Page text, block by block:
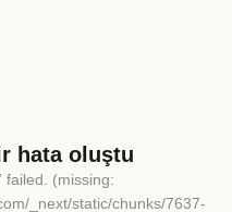
hata oluştu
failed. (missing:
_next/static/chunks/7637-